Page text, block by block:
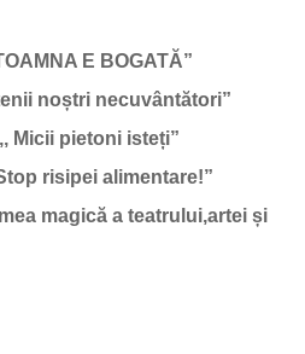
E BOGATĂ”
noștri necuvântători”
Micii pietoni isteți”
risipei alimentare!”
magică a teatrului,artei și